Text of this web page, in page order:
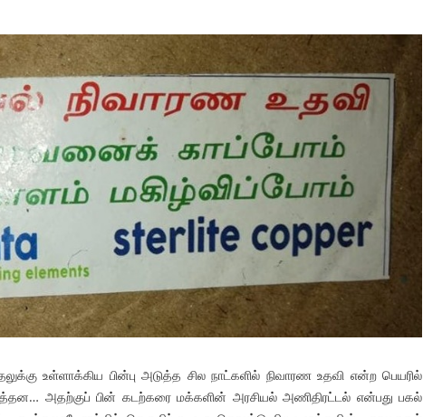
உள்ளாக்கிய பின்பு அடுத்த சில நாட்களில் நிவாரண உதவி என்ற பெயரில்
அதற்குப் பின் கடற்கரை மக்களின் அரசியல் அணிதிரட்டல் என்பது பகல்
ரவியின் பொய்யும் புனைசுருட்டும் – அருண்
நெடுஞ்செழியன்